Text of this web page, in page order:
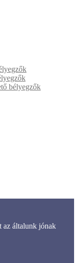
bélyegzők
az általunk jónak